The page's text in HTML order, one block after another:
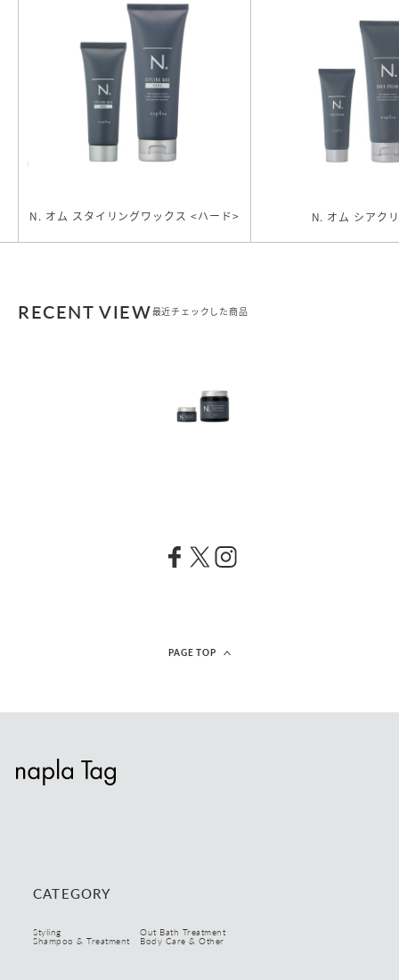
N. オム スタイリングワックス <ハード> N. オム シアク
RECENT VIEW最近チェックした商品
PAGE TOP
CATEGORY
Styling Out Bath Treatment
Shampoo & Treatment Body Care & Other